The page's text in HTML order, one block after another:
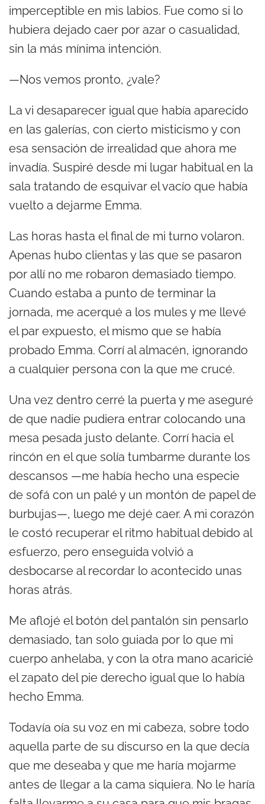
imperceptible en mis labios. Fue como si lo
hubiera dejado caer por azar o casualidad,
sin la más mínima intención.
—Nos vemos pronto, ¿vale?
La vi desaparecer igual que había aparecido
en las galerías, con cierto misticismo y con
esa sensación de irrealidad que ahora me
invadía. Suspiré desde mi lugar habitual en la
sala tratando de esquivar el vacío que había
vuelto a dejarme Emma.
Las horas hasta el final de mi turno volaron.
Apenas hubo clientas y las que se pasaron
por allí no me robaron demasiado tiempo.
Cuando estaba a punto de terminar la
jornada, me acerqué a los mules y me llevé
el par expuesto, el mismo que se había
probado Emma. Corrí al almacén, ignorando
a cualquier persona con la que me crucé.
Una vez dentro cerré la puerta y me aseguré
de que nadie pudiera entrar colocando una
mesa pesada justo delante. Corrí hacia el
rincón en el que solía tumbarme durante los
descansos —me había hecho una especie
de sofá con un palé y un montón de papel de
burbujas—, luego me dejé caer. A mi corazón
le costó recuperar el ritmo habitual debido al
esfuerzo, pero enseguida volvió a
desbocarse al recordar lo acontecido unas
horas atrás.
Me aflojé el botón del pantalón sin pensarlo
demasiado, tan solo guiada por lo que mi
cuerpo anhelaba, y con la otra mano acaricié
el zapato del pie derecho igual que lo había
hecho Emma.
Todavía oía su voz en mi cabeza, sobre todo
aquella parte de su discurso en la que decía
que me deseaba y que me haría mojarme
antes de llegar a la cama siquiera. No le haría